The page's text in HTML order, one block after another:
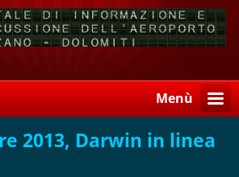
Menù
2013, Darwin in linea